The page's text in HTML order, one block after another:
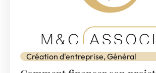
Création d'entreprise,Général